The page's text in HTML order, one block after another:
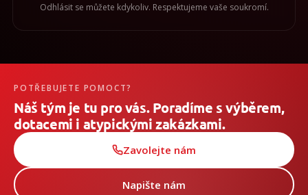
Odhlásit se můžete kdykoliv. Respektujeme vaše soukromí.
POTŘEBUJETE POMOCT?
Náš tým je tu pro vás. Poradíme s výběrem,
dotacemi i atypickými zakázkami.
Zavolejte nám
Napište nám